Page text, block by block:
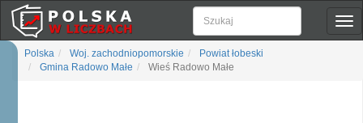
Polska Woj. zachodniopomorskie
Powiat łobeski
Gmina Radowo Małe
Wieś Radowo Małe